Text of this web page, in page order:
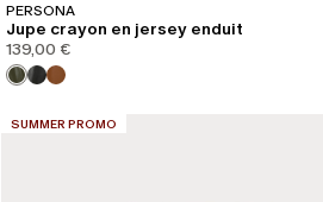
PERSONA
Jupe crayon en jersey enduit
139,00 €
CATÉGORIE:
SUMMER PROMO